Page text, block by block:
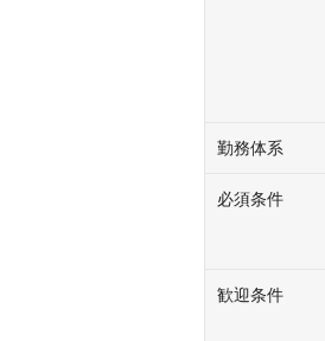
勤務体系
必須条件
歓迎条件